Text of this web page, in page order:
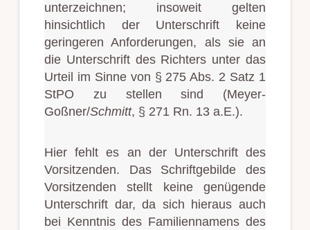
unterzeichnen; insoweit gelten
hinsichtlich der Unterschrift keine
geringeren Anforderungen, als sie an
die Unterschrift des Richters unter das
Urteil im Sinne von § 275 Abs. 2 Satz 1
StPO zu stellen sind (Meyer-
Goßner/Schmitt, § 271 Rn. 13 a.E.).
Hier fehlt es an der Unterschrift des
Vorsitzenden. Das Schriftgebilde des
Vorsitzenden stellt keine genügende
Unterschrift dar, da sich hieraus auch
bei Kenntnis des Familiennamens des